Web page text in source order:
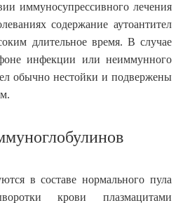
иммуносупрессивного лечения
содержание аутоантител
длительное время. В случае
инфекции или неиммунного
обычно нестойки и подвержены
в составе нормального пула
крови плазмацитами